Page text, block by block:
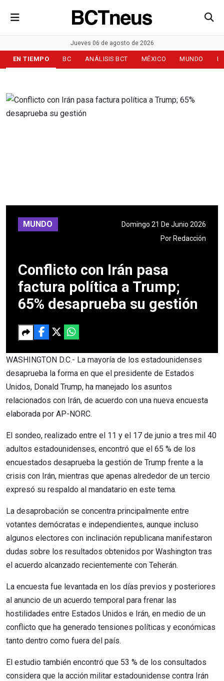
Jueves 06 de agosto de 2026
EN TIEMPO BC ANÁLISIS BCT MÉXICO MUNDO
MUNDO
Domingo 21 De Junio 2026
Por Redacción
Conflicto con Irán pasa
factura política a Trump;
65% desaprueba su gestión
WASHINGTON D.C.- La mayoría de los estadounidenses
desaprueba la forma en que el presidente de Estados
Unidos, Donald Trump, ha manejado los asuntos
relacionados con Irán, de acuerdo con una nueva encuesta
elaborada por AP-NORC.
El sondeo, realizado entre el 11 y el 17 de junio a tres mil 40
adultos estadounidenses, encontró que el 65 % de los
encuestados desaprueba la gestión de Trump frente a la
crisis con Irán, mientras que apenas alrededor de un tercio
expresó su respaldo al mandatario en este tema.
La desaprobación se concentra principalmente entre
votantes demócratas e independientes, aunque incluso
algunos electores con inclinación republicana manifestaron
dudas sobre los resultados obtenidos por Washington tras
el acuerdo alcanzado recientemente con Teherán.
La encuesta fue levantada en los días previos y posteriores
al anuncio de un acuerdo temporal para frenar las
hostilidades entre Estados Unidos e Irán, en medio de un
conflicto que ha generado tensiones políticas y económicas
tanto dentro como fuera del país.
El estudio también encontró que 53 % de los consultados
considera que la acción militar estadounidense contra Irán